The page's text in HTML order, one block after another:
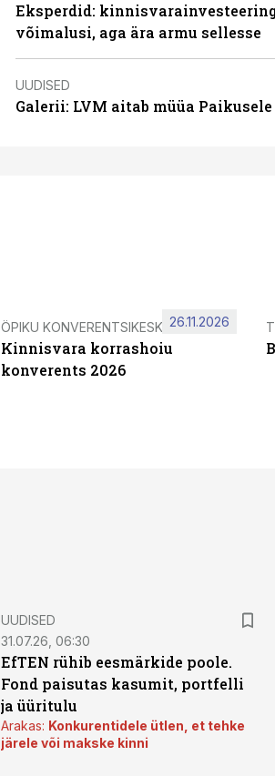
Eksperdid:
võimalusi, aga ära armu sellesse
UUDISED
Galerii: LVM aitab müüa
ÖPIKU KONVERENTSIKESKUS
Kinnisvara korrashoiu
konverents 2026
26.11.2026
UUDISED
31.07.26, 06:30
EfTEN rühib eesmärkide poole.
Fond paisutas kasumit, portfelli
ja üüritulu
Arakas: Konkurentidele ütlen, et tehke
järele või makske kinni